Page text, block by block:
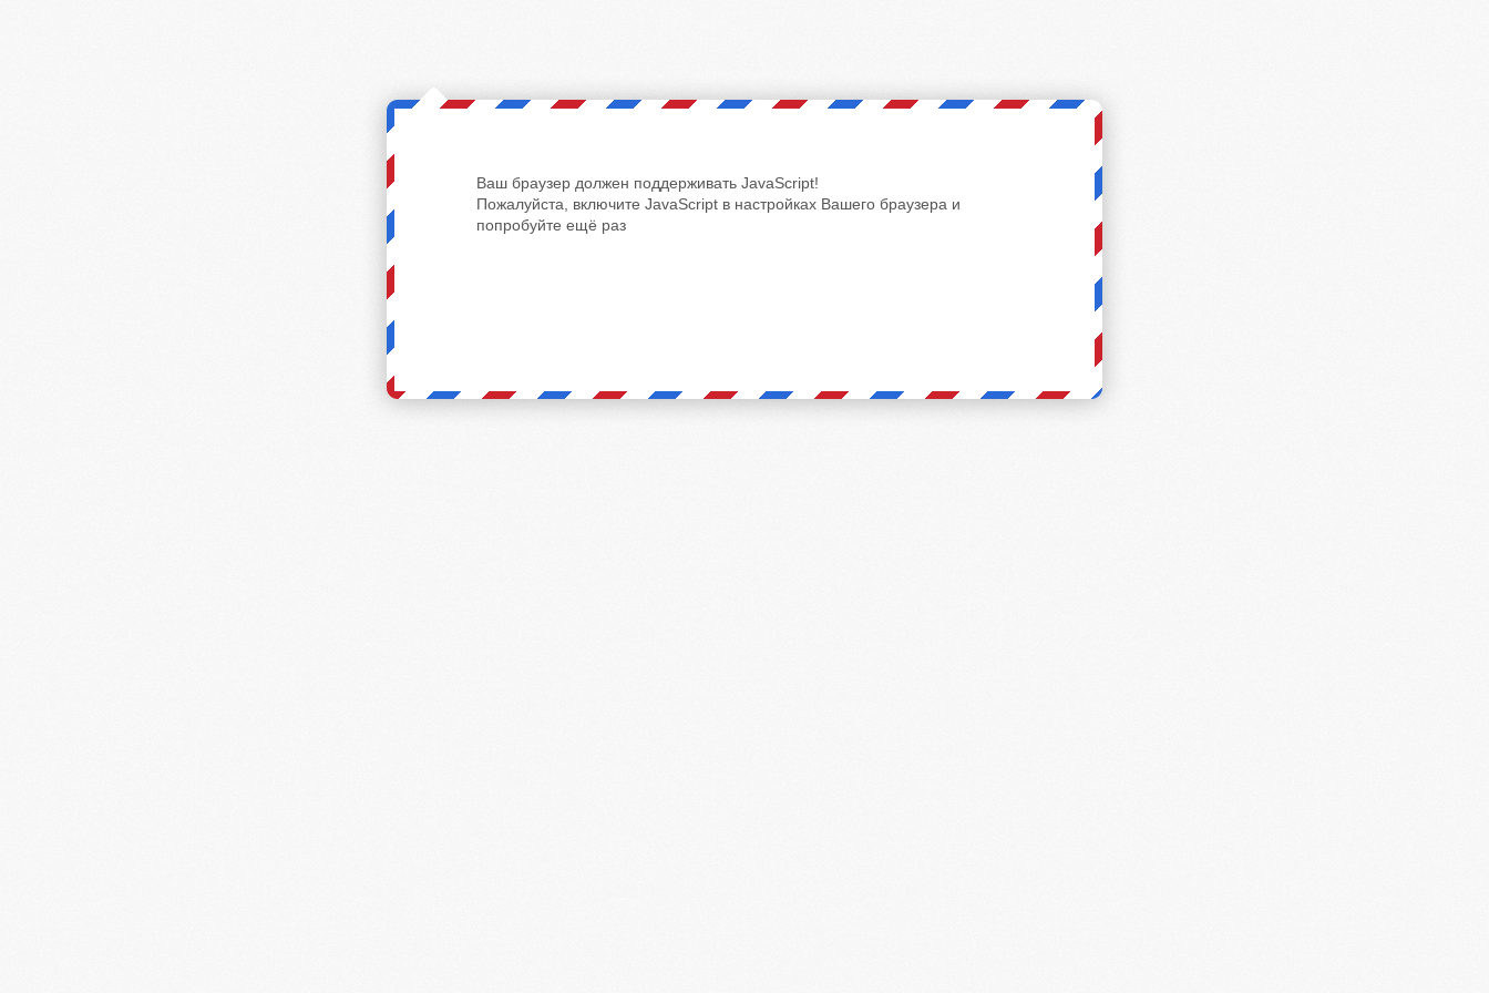
Ваш браузер должен поддерживать JavaScript!
Пожалуйста, включите JavaScript в настройках Вашего браузера и
попробуйте ещё раз